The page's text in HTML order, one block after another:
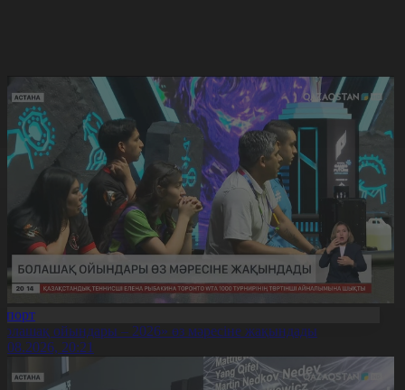
ойындары – 2026» өз мәресіне жақындады
20:21